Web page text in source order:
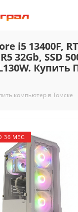
i5 13400F,
32Gb, SSD
Купить
компьютер в Томске
36 МЕС.